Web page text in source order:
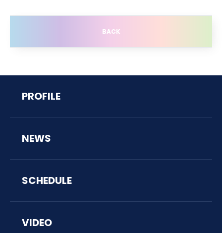
BACK
PROFILE
NEWS
SCHEDULE
VIDEO